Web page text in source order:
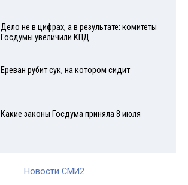
Дело не в цифрах, а в результате: комитеты
Госдумы увеличили КПД
Ереван рубит сук, на котором сидит
Какие законы Госдума приняла 8 июля
Новости СМИ2